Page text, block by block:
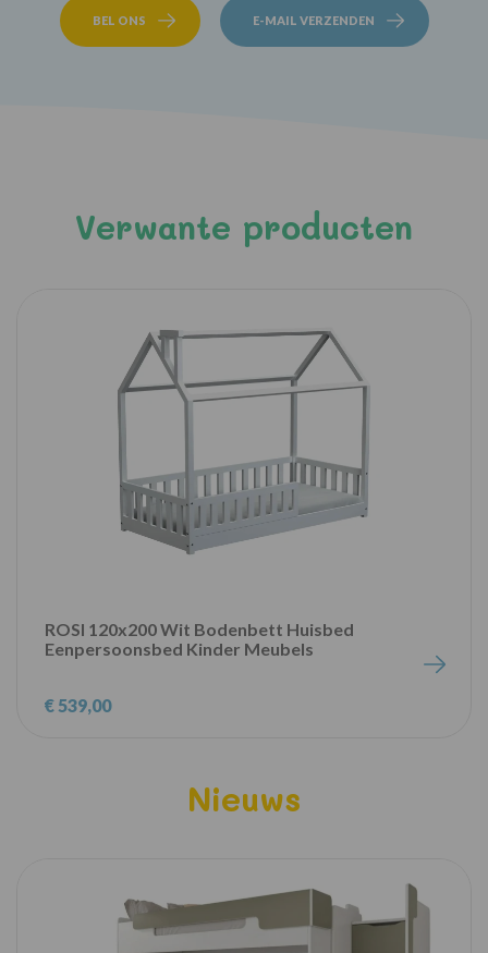
BEL ONS E-MAIL VERZENDEN
Verwante producten
ROSI 120x200 Wit Bodenbett Huisbed
Eenpersoonsbed Kinder Meubels
€ 539,00
Nieuws